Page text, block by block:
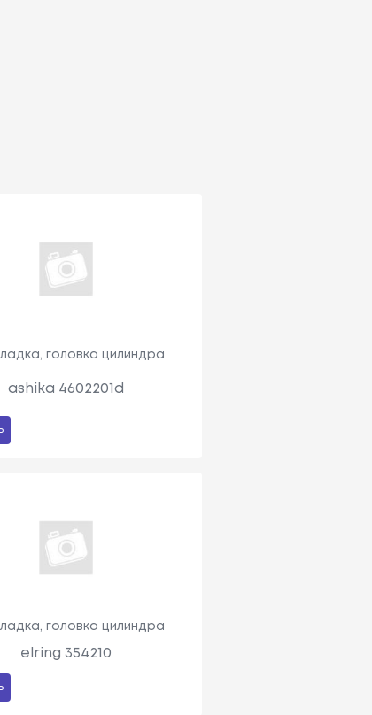
головка цилиндра
ashika 4602201d
головка цилиндра
elring 354210